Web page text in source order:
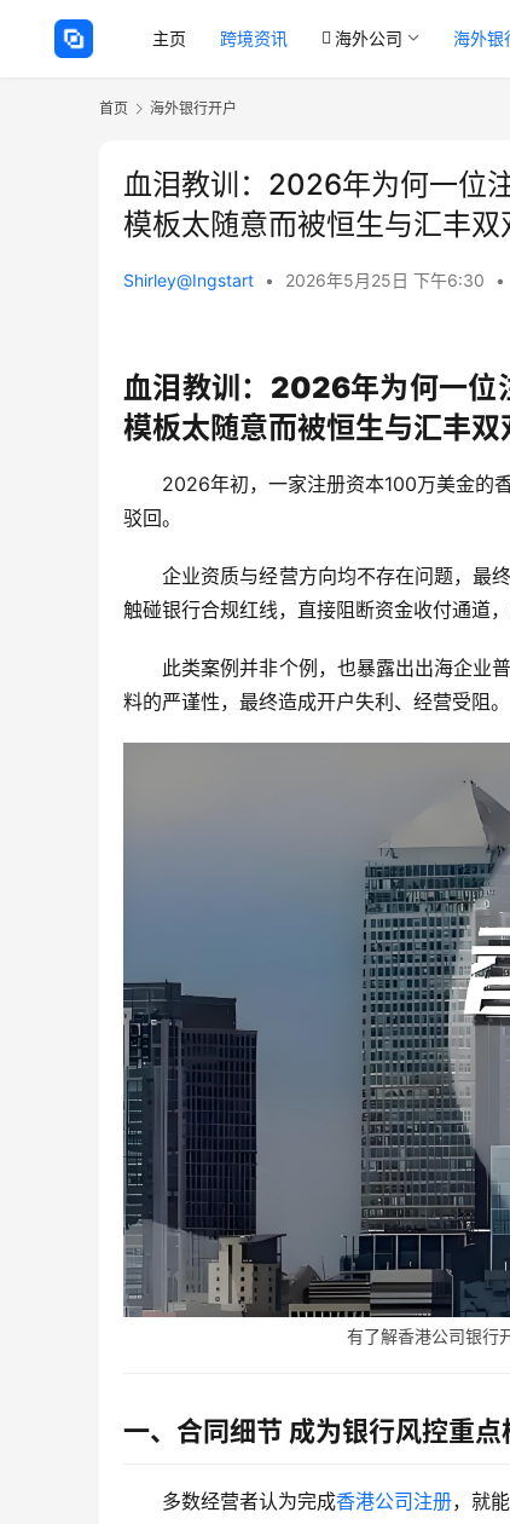
主页 跨境资讯 海外公司 海外银
首页 海外银行开户
血泪教训：2026年为何一位
模板太随意而被恒生与汇丰双
Shirley@Ingstart • 2026年5月25日 下午6:30 •
血泪教训：2026年为何一位
模板太随意而被恒生与汇丰双
2026年初，一家注册资本100万美金的
驳回。
企业资质与经营方向均不存在问题，最
触碰银行合规红线，直接阻断资金收付通道
此类案例并非个例，也暴露出出海企业
料的严谨性，最终造成开户失利、经营受阻。
有了解香港公司银行
一、合同细节 成为银行风控重点
多数经营者认为完成香港公司注册，就